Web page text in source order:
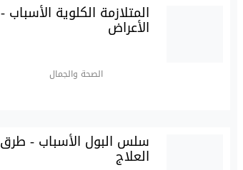
المتلازمة الكلوية الأسباب -
الأعراض
الصحة والجمال
سلس البول الأسباب - طرق
العلاج